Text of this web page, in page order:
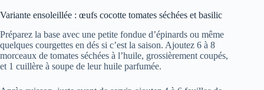
Variante ensoleillée : œufs cocotte tomates séchées et basilic
Préparez la base avec une petite fondue d’épinards ou même
quelques courgettes en dés si c’est la saison. Ajoutez 6 à 8
morceaux de tomates séchées à l’huile, grossièrement coupés,
et 1 cuillère à soupe de leur huile parfumée.